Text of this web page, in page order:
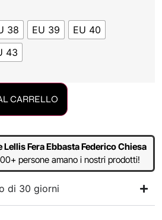
38 EU 39
EU 40
43
CARRELLO
Lellis Fera Ebbasta Federico Chiesa
persone amano i nostri prodotti!
di 30 giorni